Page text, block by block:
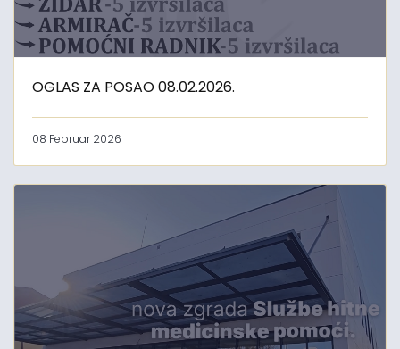
OGLAS ZA POSAO 08.02.2026.
08 Februar 2026